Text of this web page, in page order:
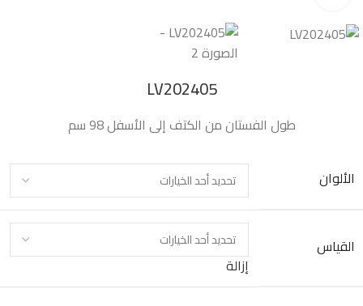
LV202405
طول الفستان من الكتف إلى الأسفل 98 سم
الألوان
القياس
إزالة